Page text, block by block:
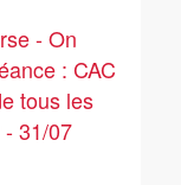
- On
: CAC
tous les
31/07